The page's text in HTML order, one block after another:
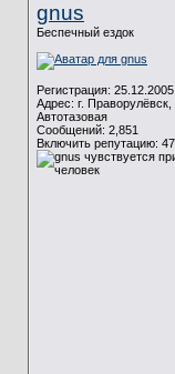
gnus
Беспечный ездок
Регистрация: 25.12.2005
Адрес: г. Праворулёвск,
Автотазовая
Сообщений: 2,851
Включить репутацию: 47